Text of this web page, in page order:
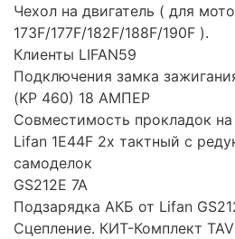
Чехол на двигатель ( для
173F/177F/182F/188F/190F ).
Клиенты LIFAN59
Подключения замка
(KP 460) 18 АМПЕР
Совместимость прокладок
Lifan 1E44F 2х тактный с
самоделок
GS212E 7A
Подзарядка АКБ от Lifan
Сцепление. КИТ-Комплект